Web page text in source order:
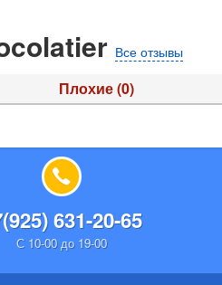
Все отзывы
Плохие(0)
631-20-65
С 10-00 до 19-00